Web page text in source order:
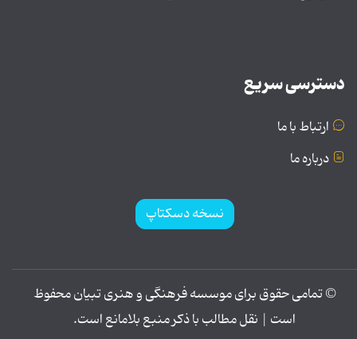
دسترسی سریع
ارتباط با ما
درباره ما
نسخه دسکتاپ
© تمامی حقوق برای موسسه فرهنگی و هنری تبیان محفوظ
است | نقل مطالب با ذکر منبع بلامانع است.